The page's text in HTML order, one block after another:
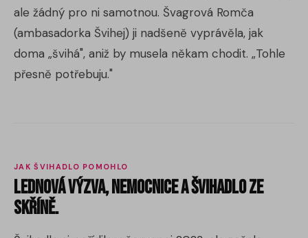
ale žádný pro ni samotnou. Švagrová Romča
(ambasadorka Švihej) ji nadšeně vyprávěla, jak
doma „švihá", aniž by musela někam chodit. „Tohle
přesně potřebuju."
JAK ŠVIHADLO POMOHLO
Lednová výzva, nemocnice a švihadlo ze
skříně.